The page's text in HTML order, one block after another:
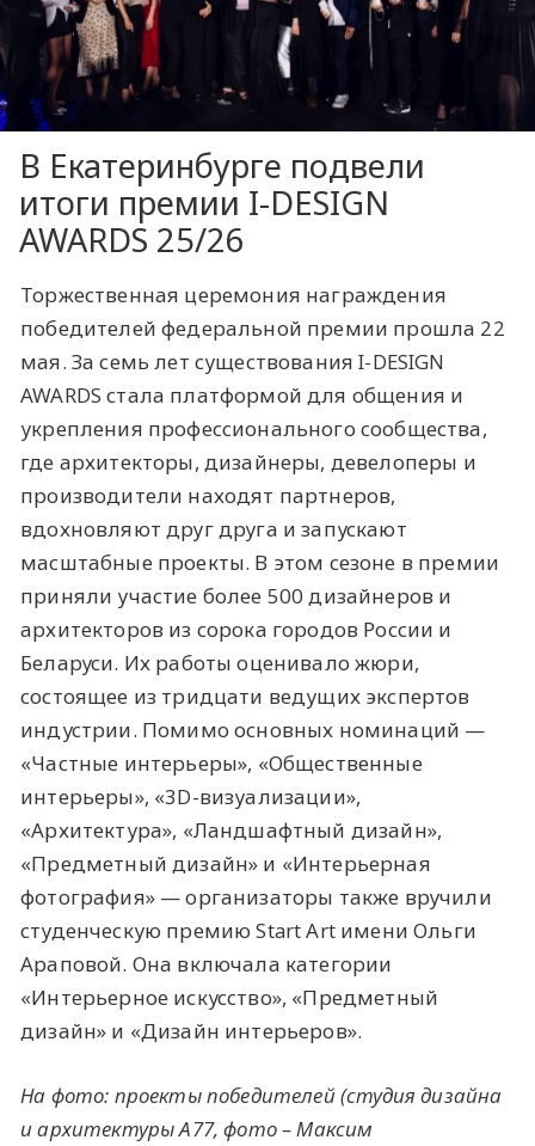
В Екатеринбурге подвели
итоги премии I-DESIGN
AWARDS 25/26
Торжественная церемония награждения
победителей федеральной премии прошла 22
мая. За семь лет существования I-DESIGN
AWARDS стала платформой для общения и
укрепления профессионального сообщества,
где архитекторы, дизайнеры, девелоперы и
производители находят партнеров,
вдохновляют друг друга и запускают
масштабные проекты. В этом сезоне в премии
приняли участие более 500 дизайнеров и
архитекторов из сорока городов России и
Беларуси. Их работы оценивало жюри,
состоящее из тридцати ведущих экспертов
индустрии. Помимо основных номинаций —
«Частные интерьеры», «Общественные
интерьеры», «3D-визуализации»,
«Архитектура», «Ландшафтный дизайн»,
«Предметный дизайн» и «Интерьерная
фотография» — организаторы также вручили
студенческую премию Start Art имени Ольги
Араповой. Она включала категории
«Интерьерное искусство», «Предметный
дизайн» и «Дизайн интерьеров».
На фото: проекты победителей (студия дизайна
и архитектуры А77, фото – Максим